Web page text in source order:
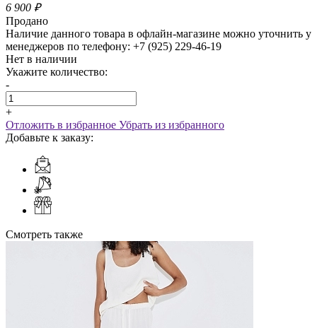
6 900 ₽
Продано
Наличие данного товара в офлайн-магазине можно уточнить у
менеджеров по телефону: +7 (925) 229-46-19
Нет в наличии
Укажите количество:
-
+
Отложить в избранное Убрать из избранного
Добавьте к заказу:
Смотреть также